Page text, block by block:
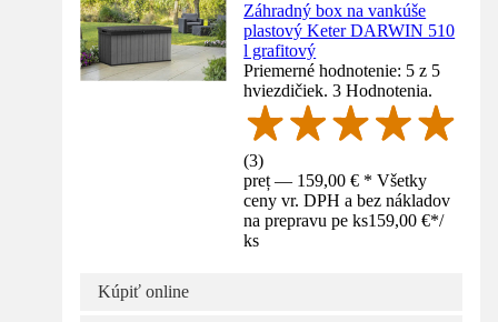
Záhradný box na vankúše
plastový Keter DARWIN 510
l grafitový
Priemerné hodnotenie: 5 z 5
hviezdičiek. 3 Hodnotenia.
(3)
preț — 159,00 € * Všetky
ceny vr. DPH a bez nákladov
na prepravu pe ks159,00 €*/
ks
Kúpiť online